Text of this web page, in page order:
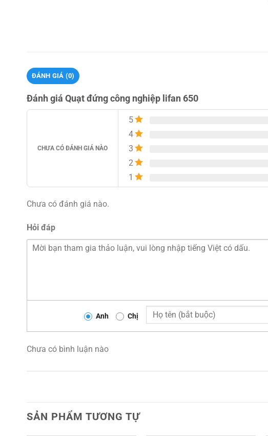
ĐÁNH GIÁ (0)
Đánh giá Quạt đứng công nghiệp lifan 650
CHƯA CÓ ĐÁNH GIÁ NÀO
5
4
3
2
1
Chưa có đánh giá nào.
Hỏi đáp
Anh Chị
Chưa có bình luận nào
SẢN PHẨM TƯƠNG TỰ